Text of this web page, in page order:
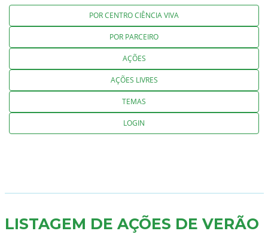
POR CENTRO CIÊNCIA VIVA
POR PARCEIRO
AÇÕES
AÇÕES LIVRES
TEMAS
LOGIN
LISTAGEM DE AÇÕES DE VERÃO